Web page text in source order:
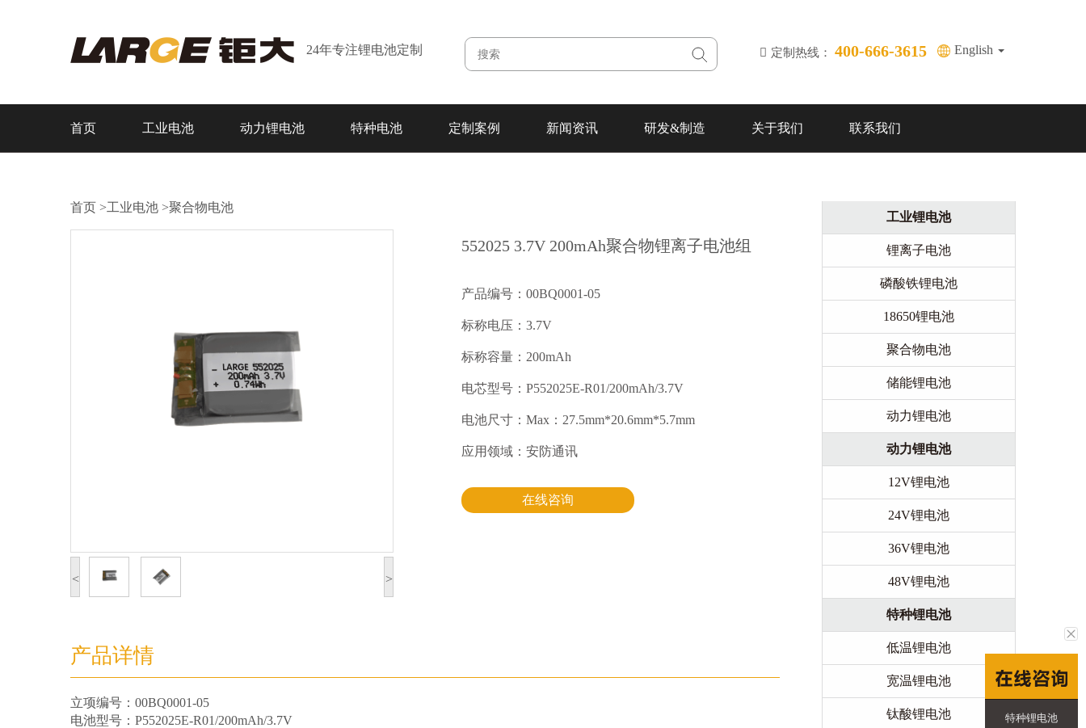
24年专注锂电池定制 定制热线： 400-666-3615 English
首页 工业电池 动力锂电池 特种电池 定制案例 新闻资讯 研发&制造 关于我们 联系我们
首页 >工业电池 >聚合物电池
< >
552025 3.7V 200mAh聚合物锂离子电池组
产品编号：00BQ0001-05
标称电压：3.7V
标称容量：200mAh
电芯型号：P552025E-R01/200mAh/3.7V
电池尺寸：Max：27.5mm*20.6mm*5.7mm
应用领域：安防通讯
在线咨询
产品详情
立项编号：00BQ0001-05
电池型号：P552025E-R01/200mAh/3.7V
工业锂电池
锂离子电池
磷酸铁锂电池
18650锂电池
聚合物电池
储能锂电池
动力锂电池
动力锂电池
12V锂电池
24V锂电池
36V锂电池
48V锂电池
特种锂电池
低温锂电池
宽温锂电池
钛酸锂电池 特种锂电池